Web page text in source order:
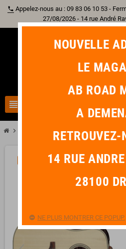
phone Appelez-nous au : 09 83 06 10 53 -
27/08/2026 - 14 rue André
view_headline
chevron_right TAKAMINE GD51CE-NAT
NOUVELLE
LE
AB ROAD
A
RETROUVEZ-
14 RUE
28100
NE PLUS MONTRER CE POPUP.